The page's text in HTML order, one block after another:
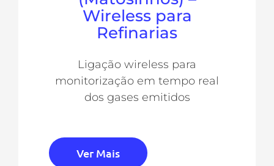
Wireless para
Refinarias
Ligação wireless para
monitorização em tempo real
dos gases emitidos
Ver Mais